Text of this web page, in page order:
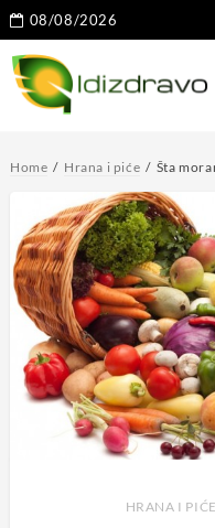
08/08/2026
Home Hrana i piće Šta
HRANA I PIĆE